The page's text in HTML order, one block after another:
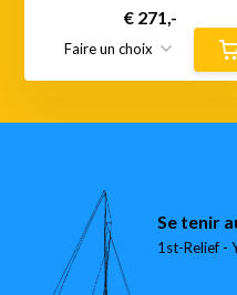
€ 271,-
Se tenir
1st-Relief -